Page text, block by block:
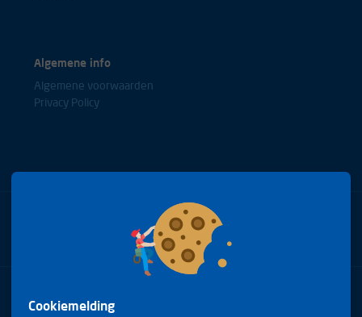
Algemene info
Algemene voorwaarden
Privacy Policy
Bel met onze experts
+31(0)85 0653688
Cookiemelding